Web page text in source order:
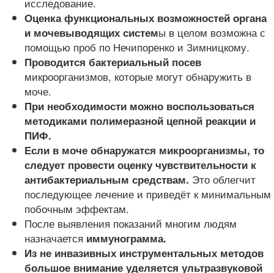
Оценка функциональных возможностей органа
и мочевыводящих системы в целом возможна с
помощью проб по Нечипоренко и Зимницкому.
Проводится бактериальный посев
микроорганизмов, которые могут обнаружить в
моче.
При необходимости можно воспользоваться
методиками полимеразной цепной реакции и
ПИФ.
Если в моче обнаружатся микроорганизмы, то
следует провести оценку чувствительности к
антибактериальным средствам. Это облегчит
последующее лечение и приведёт к минимальным
побочным эффектам.
После выявления показаний многим людям
назначается иммунограмма.
Из не инвазивных инструментальных методов
большое внимание уделяется ультразвуковой